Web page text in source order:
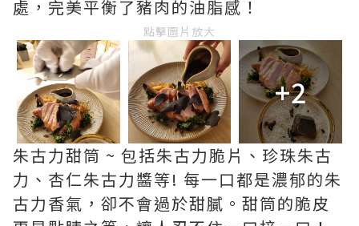
處，完美平衡了豬肉的油脂感！
點擊圖片放大
+2
朱古力甜筒 ~ 包括朱古力脆片、珍珠朱古
力、杏仁朱古力醬等! 每一口都是濃郁的朱
古力香氣，卻不會過於甜膩。甜筒的脆皮